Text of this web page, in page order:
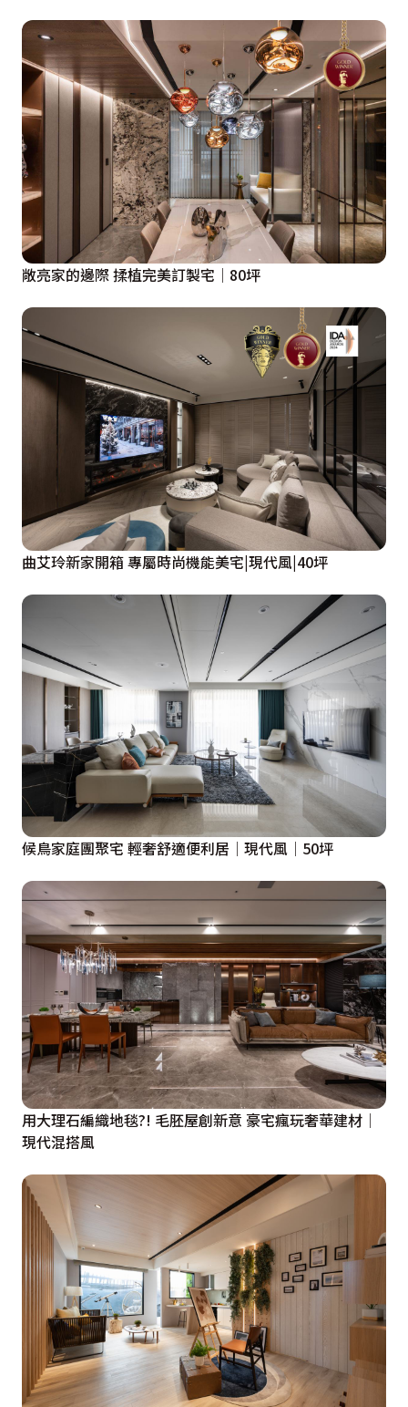
敞亮家的邊際 揉植完美訂製宅│80坪
曲艾玲新家開箱 專屬時尚機能美宅|現代風|40坪
候鳥家庭團聚宅 輕奢舒適便利居│現代風│50坪
用大理石編織地毯?! 毛胚屋創新意 豪宅瘋玩奢華建材│
現代混搭風